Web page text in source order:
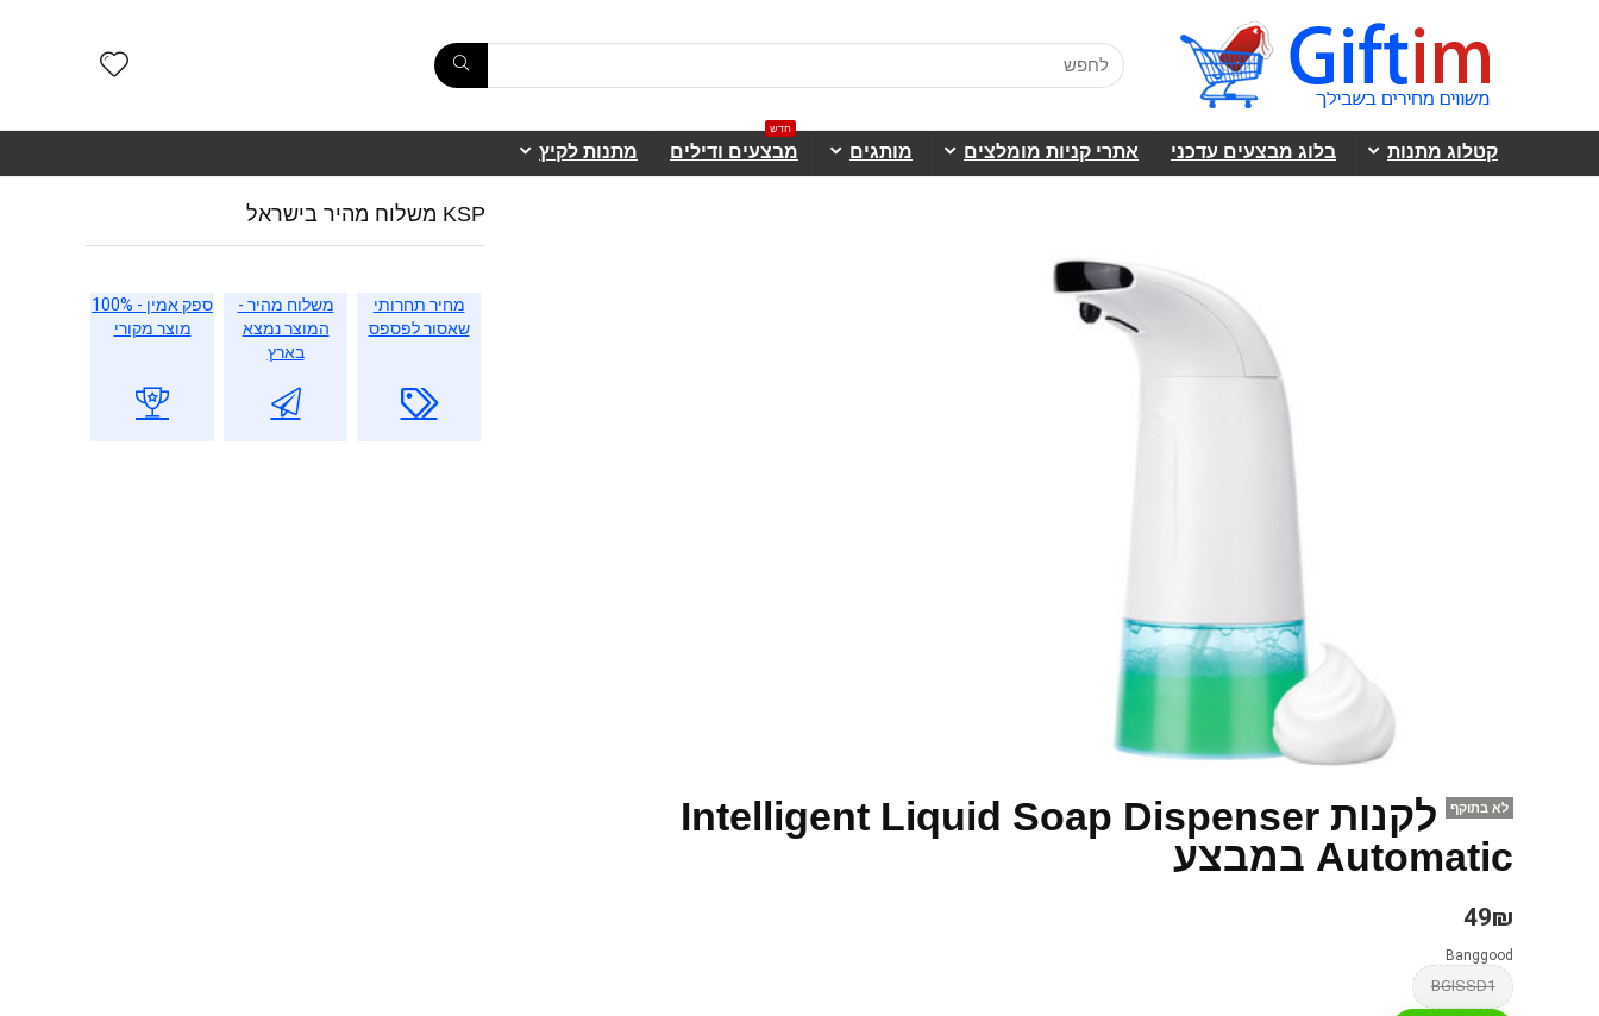
קטלוג מתנות בלוג מבצעים עדכני אתרי קניות מומלצים מותגים מבצעים ודילים
חדש
מתנות לקיץ
לא בתוקף
לקנות Intelligent Liquid Soap Dispenser
Automatic במבצע
49₪
Banggood
BGISSD1
KSP משלוח מהיר בישראל
מחיר תחרותי
שאסור לפספס
משלוח מהיר -
המוצר נמצא
בארץ
ספק אמין - 100%
מוצר מקורי